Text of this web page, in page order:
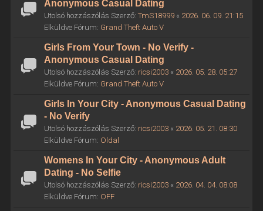
Anonymous Casual Dating
Utolsó hozzászólás Szerző: TmS18999« 2026. 06. 09. 21:15
Elküldve Fórum: Grand Theft Auto V
Girls From Your Town - No Verify -
Anonymous Casual Dating
Utolsó hozzászólás Szerző: ricsi2003« 2026. 05. 28. 05:27
Elküldve Fórum: Grand Theft Auto V
Girls In Your City - Anonymous Casual Dating
- No Verify
Utolsó hozzászólás Szerző: ricsi2003« 2026. 05. 21. 08:30
Elküldve Fórum: Oldal
Womens In Your City - Anonymous Adult
Dating - No Selfie
Utolsó hozzászólás Szerző: ricsi2003« 2026. 04. 04. 08:08
Elküldve Fórum: OFF